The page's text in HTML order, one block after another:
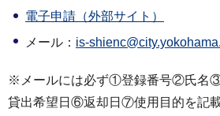
電子申請（外部サイト）
メール： is-
※メールには必ず①登録番号②氏名
貸出希望日⑥返却日⑦使用目的を記載